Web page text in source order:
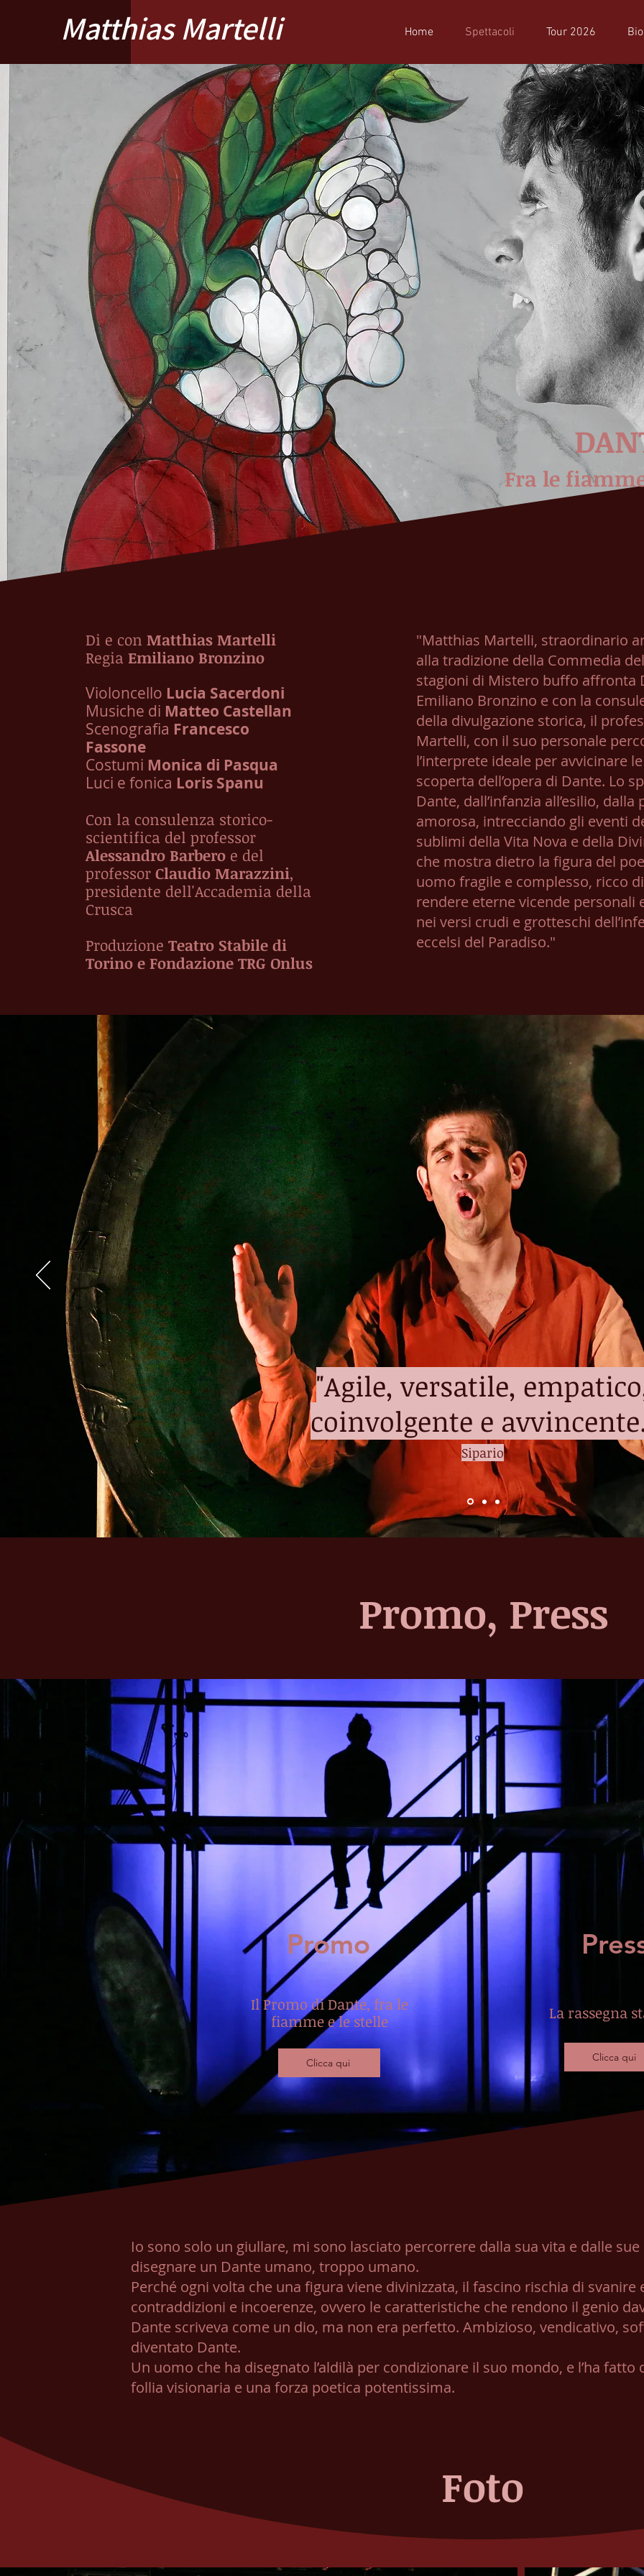
Matthias Martelli Home Spettacoli Tour 2026 Bio
Fra le
Di e conMatthias Martelli
Regia Emiliano Bronzino
Violoncello Lucia Sacerdoni
Musiche di Matteo Castellan
Scenografia Francesco
Fassone
Costumi Monica di Pasqua
Luci e fonica Loris Spanu
Con la consulenza storico-
scientifica del professor
Alessandro Barbero e del
professorClaudio Marazzini,
presidente dell'Accademia della
Crusca
Produzione Teatro Stabile di
Torino e Fondazione TRG Onlus
"Matthias Martelli, straordinario
alla tradizione della Commedia
stagioni di Mistero buffo affronta
Emiliano Bronzino e con la
della divulgazione storica, il
Martelli, con il suo personale
l’interprete ideale per avvicinare
scoperta dell’opera di Dante. Lo
Dante, dall’infanzia all’esilio,
amorosa, intrecciando gli eventi
sublimi della Vita Nova e della
che mostra dietro la figura del
uomo fragile e complesso, ricco
rendere eterne vicende personali
nei versi crudi e grotteschi
eccelsi del Paradiso."
"Agile, versatile,
coinvolgente e
Sipario
Promo, Press
Il Promo di Dante, fra le
fiamme e le stelle
Clicca qui
Promo
La rassegna
Clicca qui
Io sono solo un giullare, mi sono lasciato percorrere dalla sua vita e dalle
disegnare un Dante umano, troppo umano.
Perché ogni volta che una figura viene divinizzata, il fascino rischia di svanire
contraddizioni e incoerenze, ovvero le caratteristiche che rendono il genio
Dante scriveva come un dio, ma non era perfetto. Ambizioso, vendicativo,
diventato Dante.
Un uomo che ha disegnato l’aldilà per condizionare il suo mondo, e l’ha
follia visionaria e una forza poetica potentissima.
Foto